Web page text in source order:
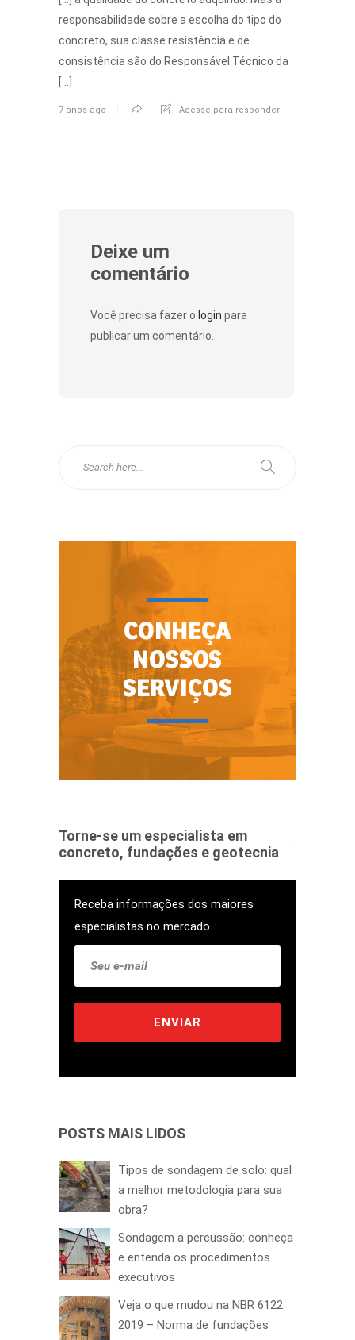
responsabilidade sobre a escolha do tipo do
concreto, sua classe resistência e de
consistência são do Responsável Técnico da
7 anos ago Acesse para responder
Deixe um
comentário
Você precisa fazer o login para
publicar um comentário.
Torne-se um especialista em
concreto, fundações e geotecnia
Receba informações dos maiores
especialistas no mercado
POSTS MAIS LIDOS
Tipos de sondagem de solo: qual
a melhor metodologia para sua
obra?
Sondagem a percussão: conheça
e entenda os procedimentos
executivos
Veja o que mudou na NBR 6122:
2019 – Norma de fundações